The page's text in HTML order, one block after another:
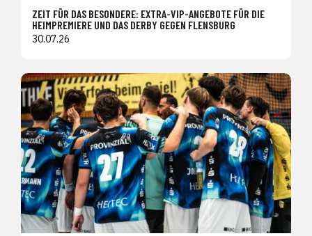
ZEIT FÜR DAS BESONDERE: EXTRA-VIP-ANGEBOTE FÜR DIE
HEIMPREMIERE UND DAS DERBY GEGEN FLENSBURG
30.07.26